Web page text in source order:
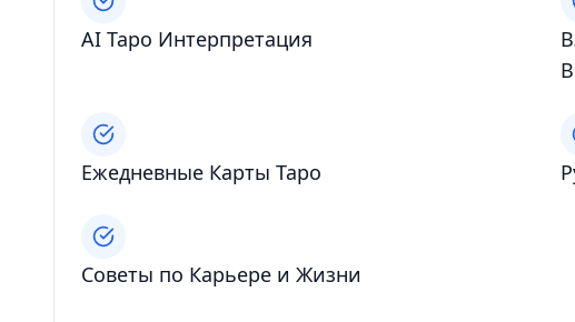
AI Таро Интерпретация
Ежедневные Карты Таро
Советы по Карьере и Жизни